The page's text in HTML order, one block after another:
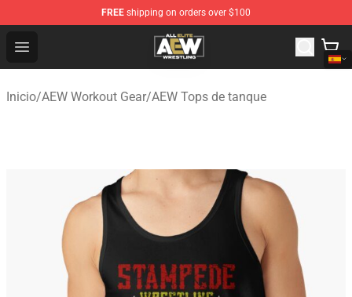
FREE shipping on orders over $100
Open menu
Aew Shop ⚡️ Official Aew Merchandise Store
Inicio/AEW Workout Gear/AEW Tops de tanque